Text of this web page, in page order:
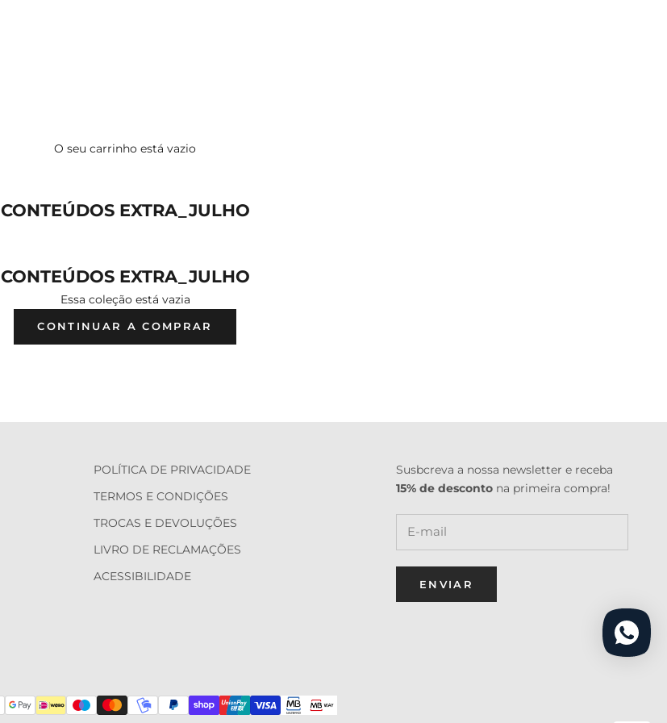
O seu carrinho está vazio
CONTEÚDOS EXTRA_JULHO
CONTEÚDOS EXTRA_JULHO
Essa coleção está vazia
CONTINUAR A COMPRAR
POLÍTICA DE PRIVACIDADE
TERMOS E CONDIÇÕES
TROCAS E DEVOLUÇÕES
LIVRO DE RECLAMAÇÕES
ACESSIBILIDADE
Susbcreva a nossa newsletter e receba
15% de desconto na primeira compra!
ENVIAR